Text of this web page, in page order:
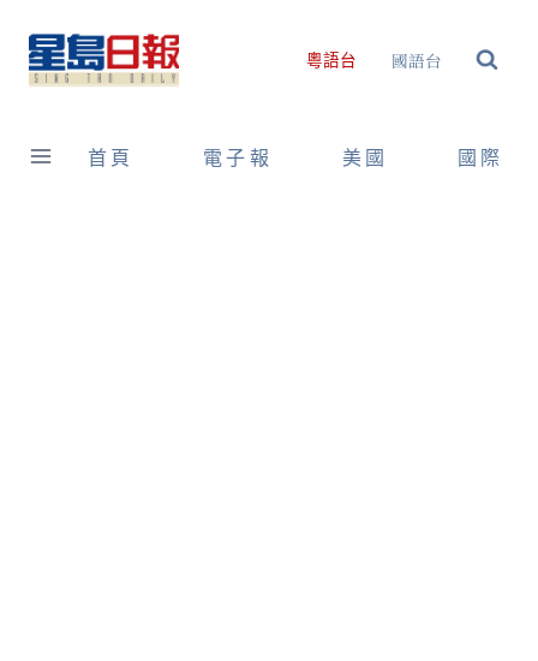
content
粵語台 國語台
首頁 電子報 美國 國際